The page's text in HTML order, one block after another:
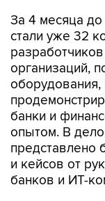
За 4 месяца
стали уже 32
организаций,
оборудования,
банки и
опытом. В
представлено
и кейсов от
банков и ИТ-